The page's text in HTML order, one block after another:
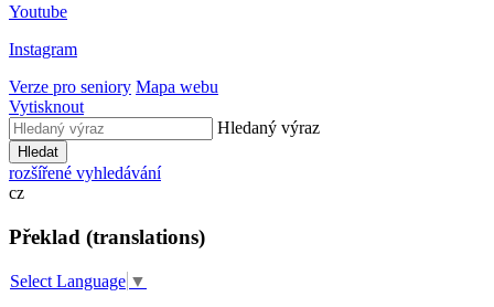
Youtube
Instagram
Verze pro seniory Mapa webu
Vytisknout
Hledaný výraz
Hledat
rozšířené vyhledávání
cz
Překlad (translations)
Select Language ▼